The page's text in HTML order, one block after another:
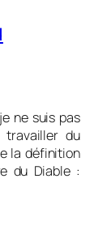
ne suis pas
travailler du
la définition
du Diable :